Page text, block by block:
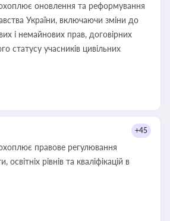
оновлення та реформування
України, включаючи зміни до
і немайнових прав, договірних
статусу учасників цивільних
+45
правове регулювання
освітніх рівнів та кваліфікацій в